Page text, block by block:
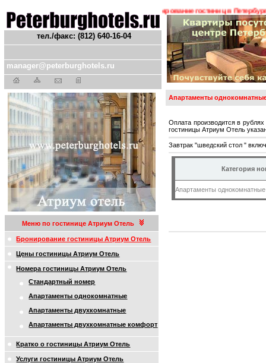
тел./факс: (812) 640-16-04
manager@peterburghotels.ru
! ! ! Гостиницы Санкт-Петербурга. Бронирование гостиниц в
Меню по гостинице Атриум Отель
Бронирование гостиницы Атриум Отель
Цены гостиницы Атриум Отель
Номера гостиницы Атриум Отель
Стандартный номер
Апартаменты однокомнатные
Апартаменты двухкомнатные
Апартаменты двухкомнатные комфорт
Кратко о гостиницы Атриум Отель
Услуги гостиницы Атриум Отель
Апартаменты
Оплата производится в
гостиницы Атриум Отель
Завтрак "шведский стол "
Категория
Апартаменты однокомнатные